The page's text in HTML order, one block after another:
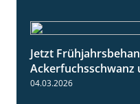
Jetzt
Ackerfuchsschwanz
04.03.2026